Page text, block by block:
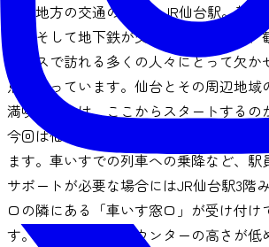
東北地方の交通の要所、JR仙台駅。新
線、そして地下鉄が交差するこの駅は、
ジネスで訪れる多くの人々にとって欠か
点となっています。仙台とその周辺地域
満喫するには、ここからスタートするの
今回は仙石線を利用して、松島海岸駅ま
ます。車いすでの列車への乗降など、駅
サポートが必要な場合にはJR仙台駅3階
口の隣にある「車いす窓口」が受け付け
す。中に入ると、カウンターの高さが低